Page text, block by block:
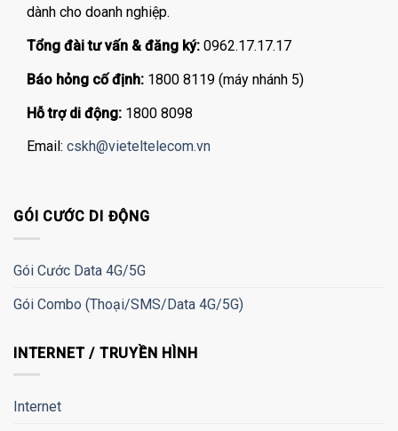
dành cho doanh nghiệp.
Tổng đài tư vấn & đăng ký: 0962.17.17.17
Báo hỏng cố định: 1800 8119 (máy nhánh 5)
Hỗ trợ di động: 1800 8098
Email: cskh@vieteltelecom.vn
GÓI CƯỚC DI ĐỘNG
Gói Cước Data 4G/5G
Gói Combo (Thoại/SMS/Data 4G/5G)
INTERNET / TRUYỀN HÌNH
Internet